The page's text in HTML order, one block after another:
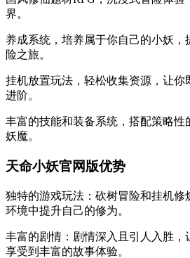
界。
养成系统，培养属于你自己的小妖，
险之旅。
挂机放置玩法，轻松收集资源，让你
进阶。
丰富的技能和装备系统，搭配策略性
妖魔。
天命小妖官网版优势
独特的游戏玩法：砍树冒险和挂机修
环境中提升自己的修为。
丰富的剧情：剧情深入且引人入胜，
享受到丰富的故事体验。